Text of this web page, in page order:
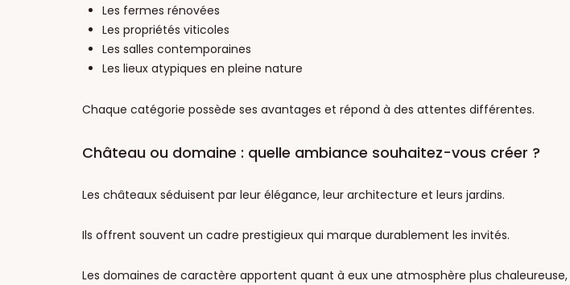
Les fermes rénovées
Les propriétés viticoles
Les salles contemporaines
Les lieux atypiques en pleine nature
Chaque catégorie possède ses avantages et répond à des attentes différentes.
Château ou domaine : quelle ambiance souhaitez-vous créer ?
Les châteaux séduisent par leur élégance, leur architecture et leurs jardins.
Ils offrent souvent un cadre prestigieux qui marque durablement les invités.
Les domaines de caractère apportent quant à eux une atmosphère plus